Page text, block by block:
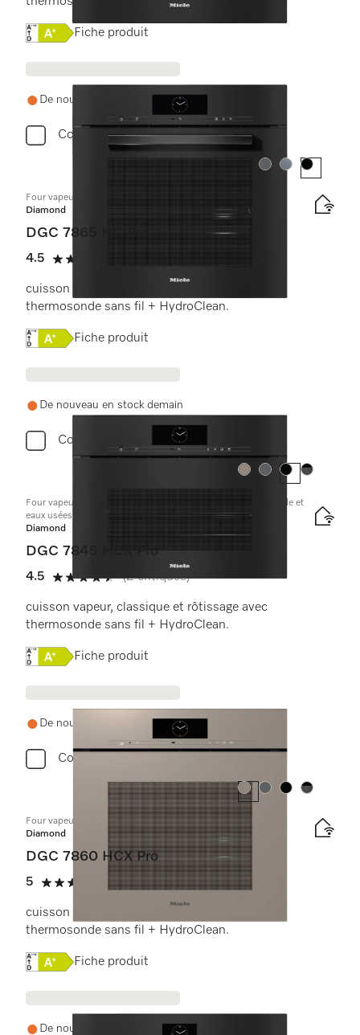
Online Label Flag, Étiquette énergétique
Fiche produit
De nouveau en stock demain
Comparer
Couleur:
Couleur:Couleur:
Four vapeur combiné avec raccordement à l’eau
Diamond
DGC 7865 HC Pro
4.5
4.5 étoiles sur 5
cuisson vapeur, classique et rôtissage avec
thermosonde sans fil + HydroClean.
Online Label Flag, Étiquette énergétique
Fiche produit
De nouveau en stock demain
Comparer
Couleur:
Couleur:
Couleur:Couleur:
Four vapeur combiné compact s. poignée av raccord eau froide et
eaux usées
Diamond
DGC 7845 HCX Pro
4.5
4.5 étoiles sur 5
(2 critiques)
cuisson vapeur, classique et rôtissage avec
thermosonde sans fil + HydroClean.
Online Label Flag, Étiquette énergétique
Fiche produit
De nouveau en stock demain
Comparer
Couleur:
Couleur:
Couleur:Couleur:
Four vapeur combiné sans poignée
Diamond
DGC 7860 HCX Pro
5
5 étoiles sur 5
(1 critique)
cuisson vapeur, classique et rôtissage avec
thermosonde sans fil + HydroClean.
Online Label Flag, Étiquette énergétique
Fiche produit
De nouveau en stock demain